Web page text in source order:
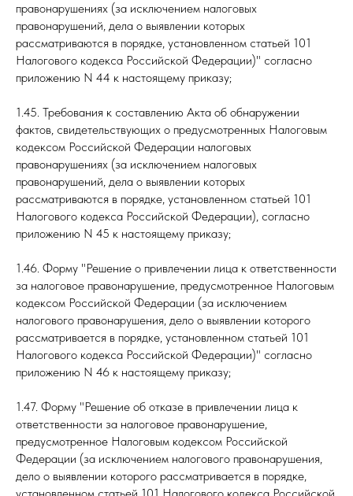
правонарушениях (за исключением налоговых
правонарушений, дела о выявлении которых
рассматриваются в порядке, установленном статьей 101
Налогового кодекса Российской Федерации)" согласно
приложению N 44 к настоящему приказу;
1.45. Требования к составлению Акта об обнаружении
фактов, свидетельствующих о предусмотренных Налоговым
кодексом Российской Федерации налоговых
правонарушениях (за исключением налоговых
правонарушений, дела о выявлении которых
рассматриваются в порядке, установленном статьей 101
Налогового кодекса Российской Федерации), согласно
приложению N 45 к настоящему приказу;
1.46. Форму "Решение о привлечении лица к ответственности
за налоговое правонарушение, предусмотренное Налоговым
кодексом Российской Федерации (за исключением
налогового правонарушения, дело о выявлении которого
рассматривается в порядке, установленном статьей 101
Налогового кодекса Российской Федерации)" согласно
приложению N 46 к настоящему приказу;
1.47. Форму "Решение об отказе в привлечении лица к
ответственности за налоговое правонарушение,
предусмотренное Налоговым кодексом Российской
Федерации (за исключением налогового правонарушения,
дело о выявлении которого рассматривается в порядке,